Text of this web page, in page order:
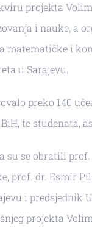
projekta
i nauke, a
matematičke i
u Sarajevu.
preko 140
te studenata,
su se obratili
prof. dr. Esmir
i predsjednik
projekta